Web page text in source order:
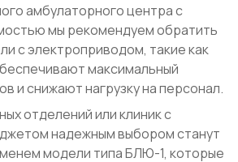
амбулаторного центра с
мы рекомендуем обратить
с электроприводом, такие как
максимальный
и снижают нагрузку на персонал.
отделений или клиник с
надежным выбором станут
модели типа БЛЮ-1, которые